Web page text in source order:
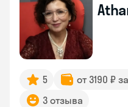
5 от 3190 ₽
3 отзыва